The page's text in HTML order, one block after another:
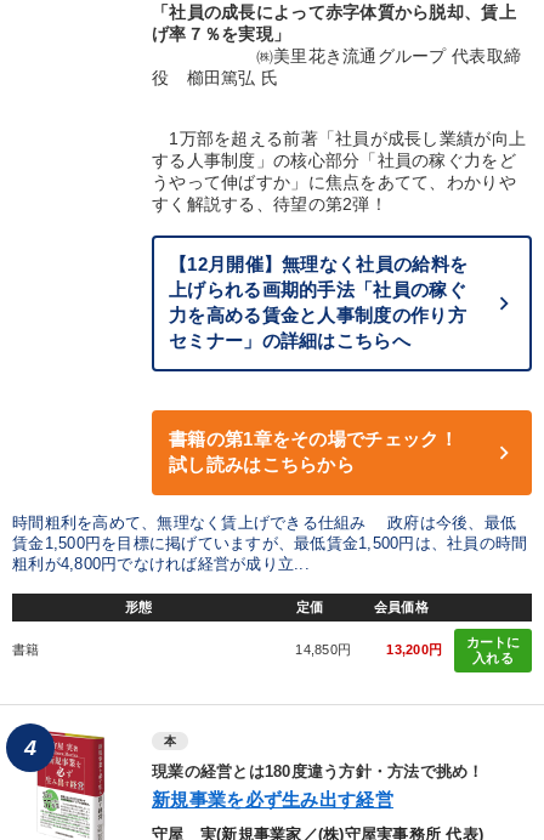
「社員の成長によって赤字体質から脱却、賃上
げ率７％を実現」
㈱美里花き流通グループ 代表取締
役 櫛田篤弘 氏
1万部を超える前著「社員が成長し業績が向上
する人事制度」の核心部分「社員の稼ぐ力をど
うやって伸ばすか」に焦点をあてて、わかりや
すく解説する、待望の第2弾！
【12月開催】無理なく社員の給料を
上げられる画期的手法「社員の稼ぐ
力を高める賃金と人事制度の作り方
セミナー」の詳細はこちらへ
書籍の第1章をその場でチェック！
試し読みはこちらから
時間粗利を高めて、無理なく賃上げできる仕組み 政府は今後、最低
賃金1,500円を目標に掲げていますが、最低賃金1,500円は、社員の時間
粗利が4,800円でなければ経営が成り立...
形態 定価 会員価格
書籍 14,850円 13,200円
カートに
入れる
4 本
現業の経営とは180度違う方針・方法で挑め！
新規事業を必ず生み出す経営
守屋 実(新規事業家／(株)守屋実事務所 代表)